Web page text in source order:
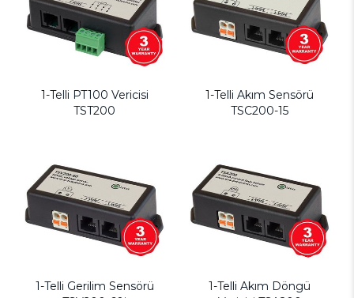
1-Telli PT100 Vericisi
TST200
1-Telli Akım Sensörü
TSC200-15
1-Telli Gerilim Sensörü
1-Telli Akım Döngü